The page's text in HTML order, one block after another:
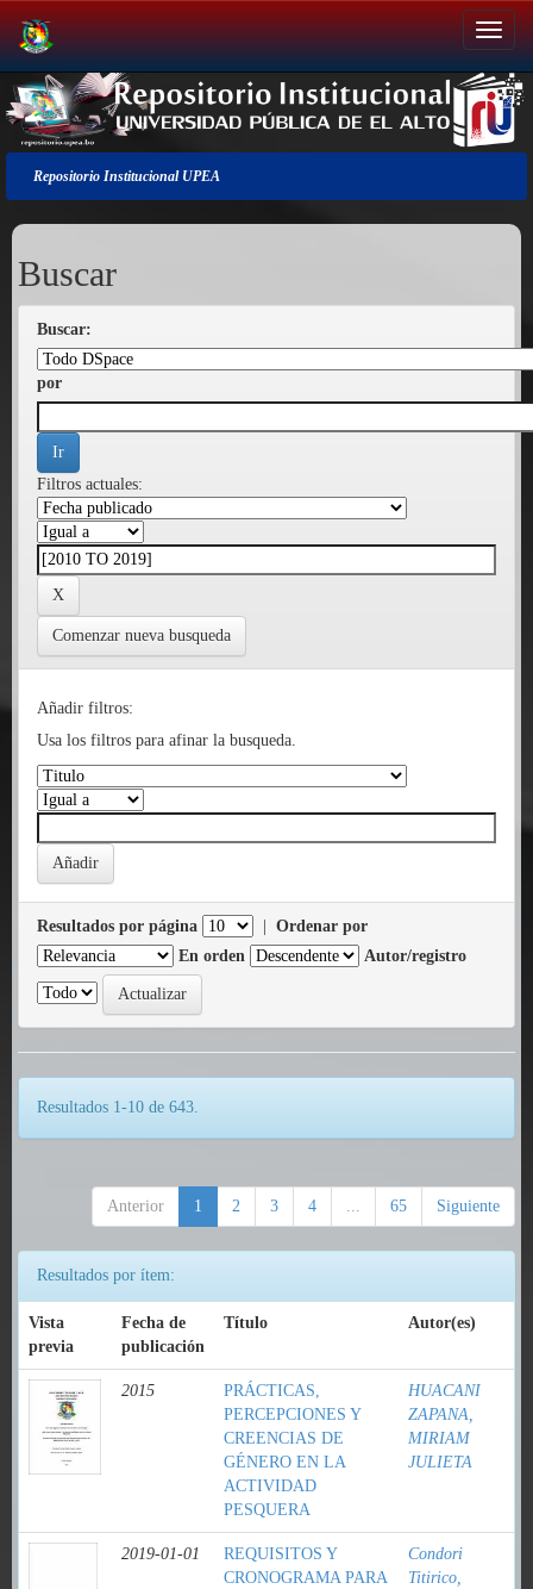
Salir
de
la
navegación
Repositorio Institucional UPEA
Buscar
Buscar:
por
Filtros actuales:
Comenzar nueva busqueda
Añadir filtros:
Usa los filtros para afinar la busqueda.
Resultados por página
Ordenar por
En orden
Autor/registro
Resultados 1-10 de 643.
Anterior 1 2 3 4 ... 65 Siguiente
Resultados por ítem:
Vista
previa
Fecha de
publicación
Título Autor(es)
2015
PRÁCTICAS,
PERCEPCIONES Y
CREENCIAS DE
GÉNERO EN LA
ACTIVIDAD
PESQUERA
HUACANI
ZAPANA,
MIRIAM
JULIETA
2019-01-01
REQUISITOS Y
CRONOGRAMA PARA
Condori
Titirico,